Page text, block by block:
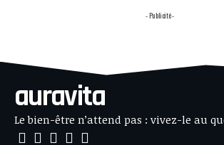
- Publicité -
auravita
Le bien-être n’attend pas : vivez-le au